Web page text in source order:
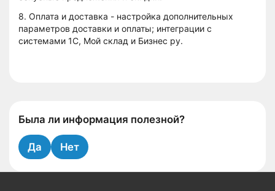
8. Оплата и доставка - настройка дополнительных
параметров доставки и оплаты; интеграции с
системами 1С, Мой склад и Бизнес ру.
Была ли информация полезной?
Да Нет